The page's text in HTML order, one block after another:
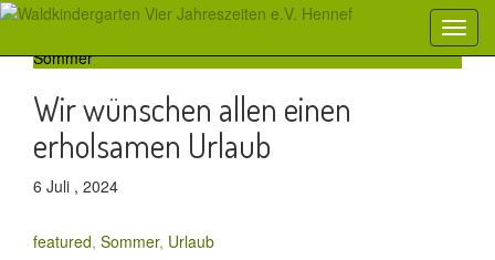
Sommer
Wir wünschen allen einen
erholsamen Urlaub
6 Juli , 2024
featured, Sommer, Urlaub